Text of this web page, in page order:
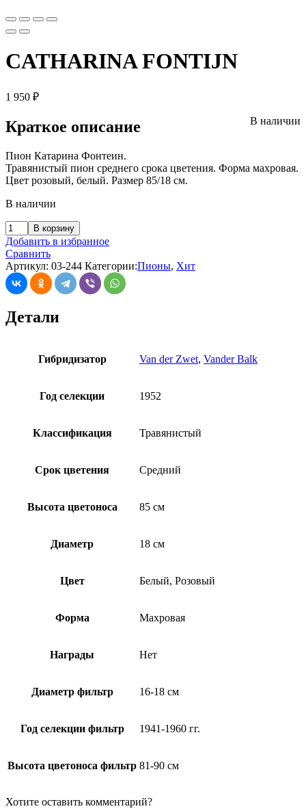
CATHARINA FONTIJN
1 950 ₽
В наличии
Краткое описание
Пион Катарина Фонтеин.
Травянистый пион среднего срока цветения. Форма махровая.
Цвет розовый, белый. Размер 85/18 см.
В наличии
В корзину
Добавить в избранное
Сравнить
Артикул: 03-244 Категории:Пионы, Хит
Детали
Гибридизатор Van der Zwet, Vander Balk
Год селекции 1952
Классификация Травянистый
Срок цветения Средний
Высота цветоноса 85 см
Диаметр 18 см
Цвет Белый, Розовый
Форма Махровая
Награды Нет
Диаметр фильтр 16-18 см
Год селекции фильтр 1941-1960 гг.
Высота цветоноса фильтр 81-90 см
Хотите оставить комментарий?